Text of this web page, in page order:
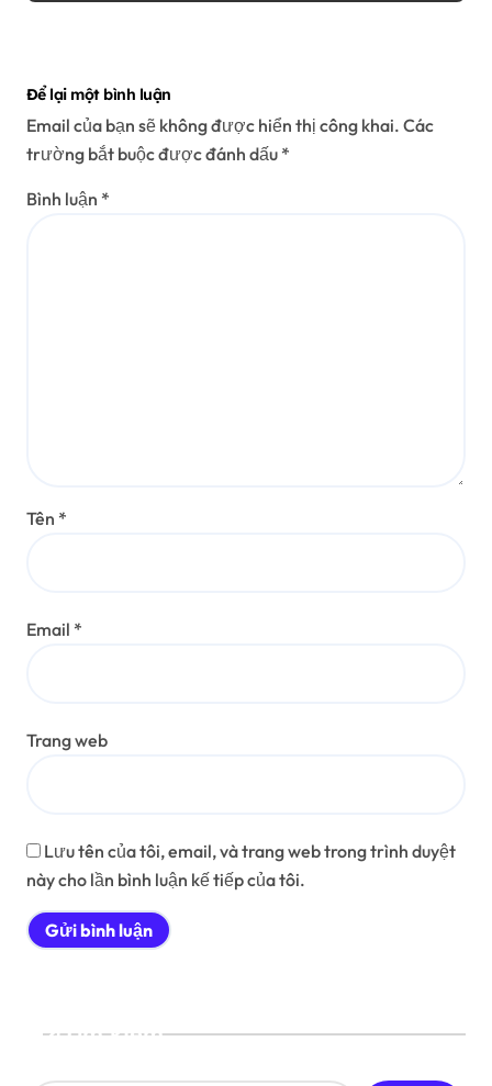
Để lại một bình luận
Email của bạn sẽ không được hiển thị công khai. Các
trường bắt buộc được đánh dấu *
Bình luận *
Tên *
Email *
Trang web
Lưu tên của tôi, email, và trang web trong trình duyệt
này cho lần bình luận kế tiếp của tôi.
Tìm kiếm